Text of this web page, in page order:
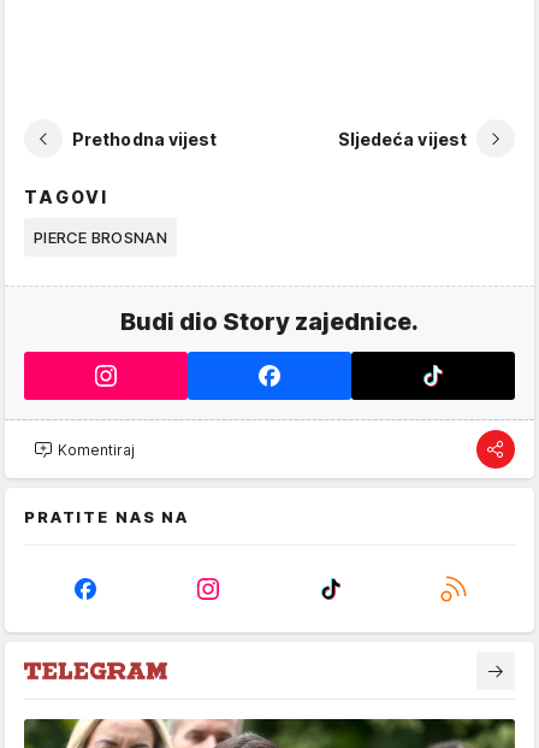
Prethodna vijest Sljedeća vijest
TAGOVI
PIERCE BROSNAN
Budi dio Story zajednice.
Komentiraj
PRATITE NAS NA